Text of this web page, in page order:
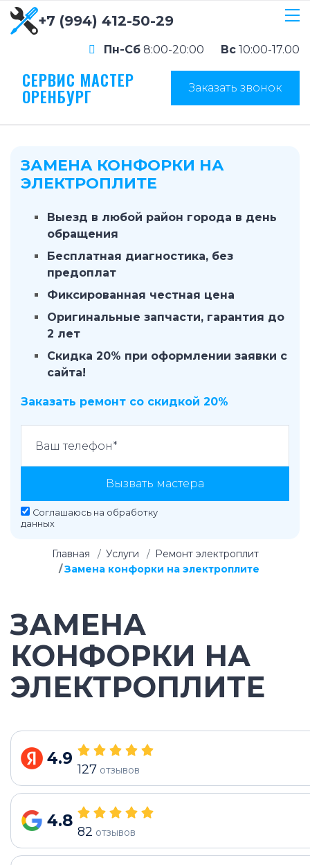
+7 (994) 412-50-29
Пн-Сб 8:00-20:00 Вс 10:00-17.00
СЕРВИС МАСТЕР
ОРЕНБУРГ Заказать звонок
ЗАМЕНА КОНФОРКИ НА
ЭЛЕКТРОПЛИТЕ
Выезд в любой район города в день
обращения
Бесплатная диагностика, без
предоплат
Фиксированная честная цена
Оригинальные запчасти, гарантия до
2 лет
Скидка 20% при оформлении заявки с
сайта!
Заказать ремонт со скидкой 20%
Вызвать мастера
Соглашаюсь на обработку
данных
Главная Услуги
Ремонт электроплит
Замена конфорки на электроплите
ЗАМЕНА
КОНФОРКИ НА
ЭЛЕКТРОПЛИТЕ
4.9
127 отзывов
4.8
82 отзывов